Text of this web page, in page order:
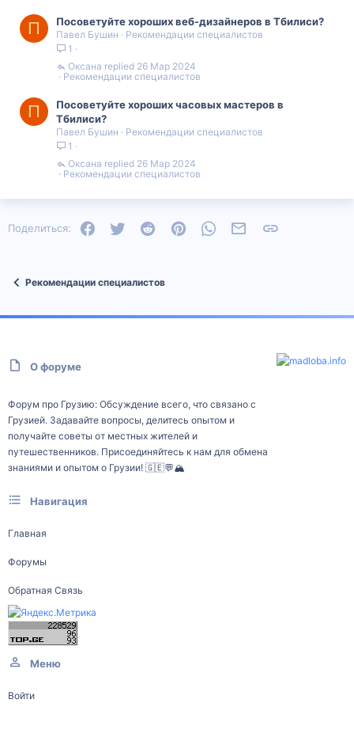
П Посоветуйте хороших веб-дизайнеров в Тбилиси?
Павел Бушин
Рекомендации специалистов
1
Рекомендации специалистов
26 Мар 2024
Оксана
П
Посоветуйте хороших часовых мастеров в
Тбилиси?
Павел Бушин
Рекомендации специалистов
1
Рекомендации специалистов
26 Мар 2024
Оксана
Поделиться: FacebookTwitter Reddit PinterestWhatsAppЭлектронная почта
Рекомендации специалистов
О форуме
Форум про Грузию: Обсуждение всего, что связано с
Грузией. Задавайте вопросы, делитесь опытом и
получайте советы от местных жителей и
путешественников. Присоединяйтесь к нам для обмена
знаниями и опытом о Грузии! 🇬🇪💬🏔️
Навигация
Главная
Форумы
Обратная Связь
Меню
Войти